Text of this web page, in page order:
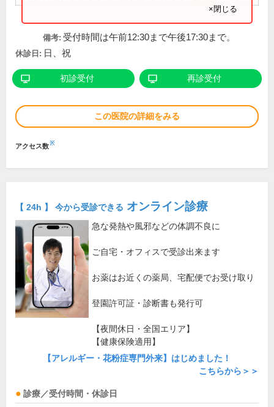
×閉じる
備考: 受付時間は午前12:30まで午後17:30まで。
休診日: 日、祝
初診受付 再診受付
この医院の詳細をみる
アクセス数※
【 24h 】 今から受診できる オンライン診療
急な発熱や風邪などの体調不良に
ご自宅・オフィスで受診出来ます
お薬はお近くの薬局、宅配便でお受け取り
登園許可証・診断書も発行可
【夜間休日・全国エリア】
【健康保険適用】
【アレルギー・花粉症専門外来】はじめました！
こちらから＞＞
診療／受付時間・休診日